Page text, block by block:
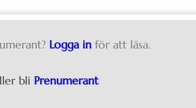
Logga in för att läsa.
bli Prenumerant